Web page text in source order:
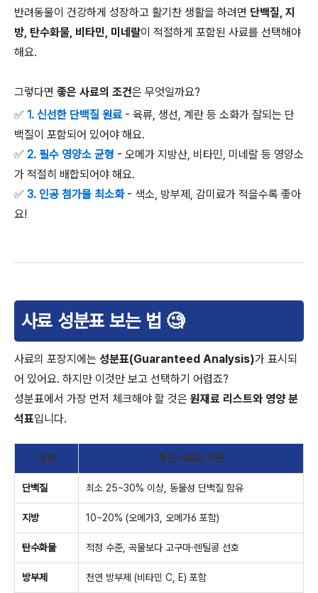
반려동물이 건강하게 성장하고 활기찬 생활을 하려면 단백질, 지
방, 탄수화물, 비타민, 미네랄이 적절하게 포함된 사료를 선택해야
해요.
그렇다면 좋은 사료의 조건은 무엇일까요?
✅ 1. 신선한 단백질 원료- 육류, 생선, 계란 등 소화가 잘되는 단
백질이 포함되어 있어야 해요.
✅ 2. 필수 영양소 균형 - 오메가 지방산, 비타민, 미네랄 등 영양소
가 적절히 배합되어야 해요.
✅ 3. 인공 첨가물 최소화- 색소, 방부제, 감미료가 적을수록 좋아
요!
사료 성분표 보는 법 🧐
사료의 포장지에는 성분표(Guaranteed Analysis)가 표시되
어 있어요. 하지만 이것만 보고 선택하기 어렵죠?
성분표에서 가장 먼저 체크해야 할 것은 원재료 리스트와 영양 분
석표입니다.
성분 좋은 사료의 기준
단백질 최소 25~30% 이상, 동물성 단백질 함유
지방 10~20% (오메가3, 오메가6 포함)
탄수화물 적정 수준, 곡물보다 고구마·렌틸콩 선호
방부제 천연 방부제 (비타민 C, E) 포함